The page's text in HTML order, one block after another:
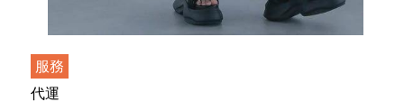
服務
代運